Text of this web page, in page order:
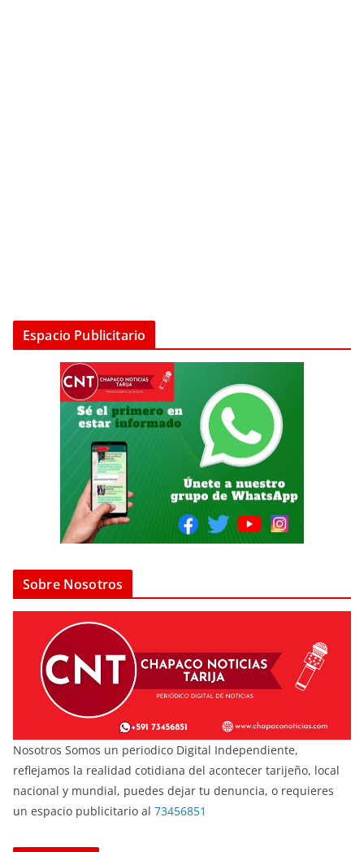
Espacio Publicitario
Sobre Nosotros
Nosotros Somos un periodico Digital Independiente,
reflejamos la realidad cotidiana del acontecer tarijeño, local
nacional y mundial, puedes dejar tu denuncia, o requieres
un espacio publicitario al 73456851